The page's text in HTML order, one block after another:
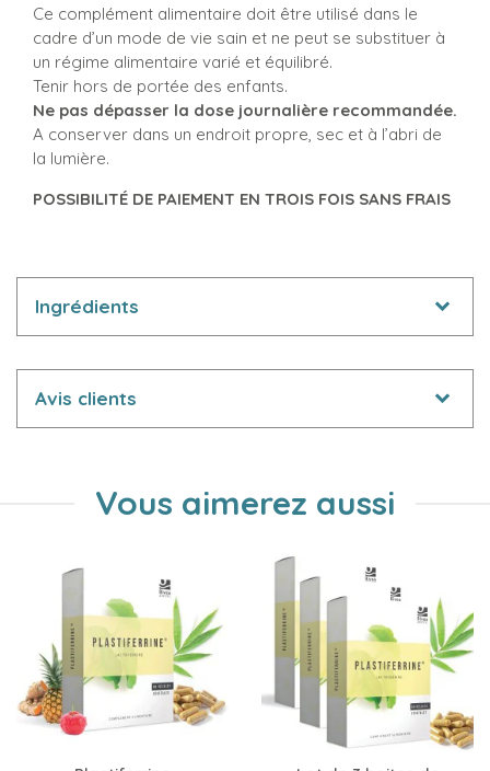
Ce complément alimentaire doit être utilisé dans le
cadre d’un mode de vie sain et ne peut se substituer à
un régime alimentaire varié et équilibré.
Tenir hors de portée des enfants.
Ne pas dépasser la dose journalière recommandée.
A conserver dans un endroit propre, sec et à l’abri de
la lumière.
POSSIBILITÉ DE PAIEMENT EN TROIS FOIS SANS FRAIS
Ingrédients
Avis clients
Vous aimerez aussi